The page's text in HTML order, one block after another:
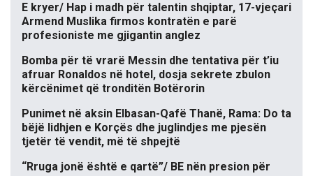
E kryer/ Hap i madh për talentin shqiptar, 17-vjeçari
Armend Muslika firmos kontratën e parë
profesioniste me gjigantin anglez
Bomba për të vrarë Messin dhe tentativa për t’iu
afruar Ronaldos në hotel, dosja sekrete zbulon
kërcënimet që tronditën Botërorin
Punimet në aksin Elbasan-Qafë Thanë, Rama: Do ta
bëjë lidhjen e Korçës dhe juglindjes me pjesën
tjetër të vendit, më të shpejtë
“Rruga jonë është e qartë”/ BE nën presion për